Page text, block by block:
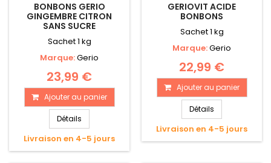
BONBONS GERIO
GINGEMBRE CITRON
SANS SUCRE
Sachet 1 kg
Marque:Gerio
23,99 €
Ajouter au panier
Détails
Livraison en 4-5 jours
GERIOVIT ACIDE
BONBONS
Sachet 1 kg
Marque:Gerio
22,99 €
Ajouter au panier
Détails
Livraison en 4-5 jours